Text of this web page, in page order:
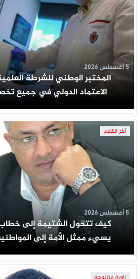
المختبر الوطني للشرطة
الاعتماد الدولي في جميع
5 أغسطس 2026
آخر الكلام
كيف تتحول الشتيمة إلى
يسيء ممثل الأمة إلى
5 أغسطس 2026